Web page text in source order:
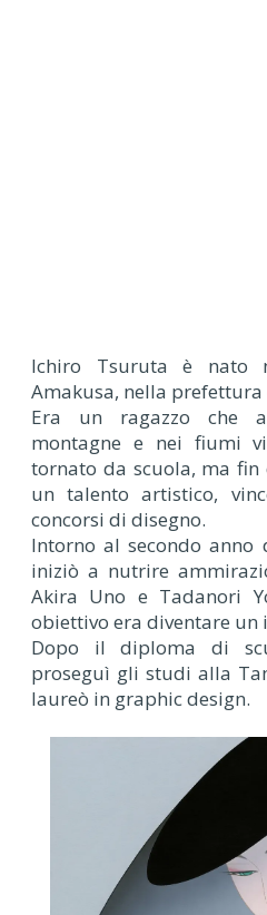
Ichiro Tsuruta è nato
Amakusa, nella
Era un ragazzo che
montagne e nei fiumi
tornato da scuola, ma
un talento artistico,
concorsi di disegno.
Intorno al secondo anno
iniziò a nutrire
Akira Uno e Tadanori
obiettivo era diventare un
Dopo il diploma di
proseguì gli studi alla
laureò in graphic design.